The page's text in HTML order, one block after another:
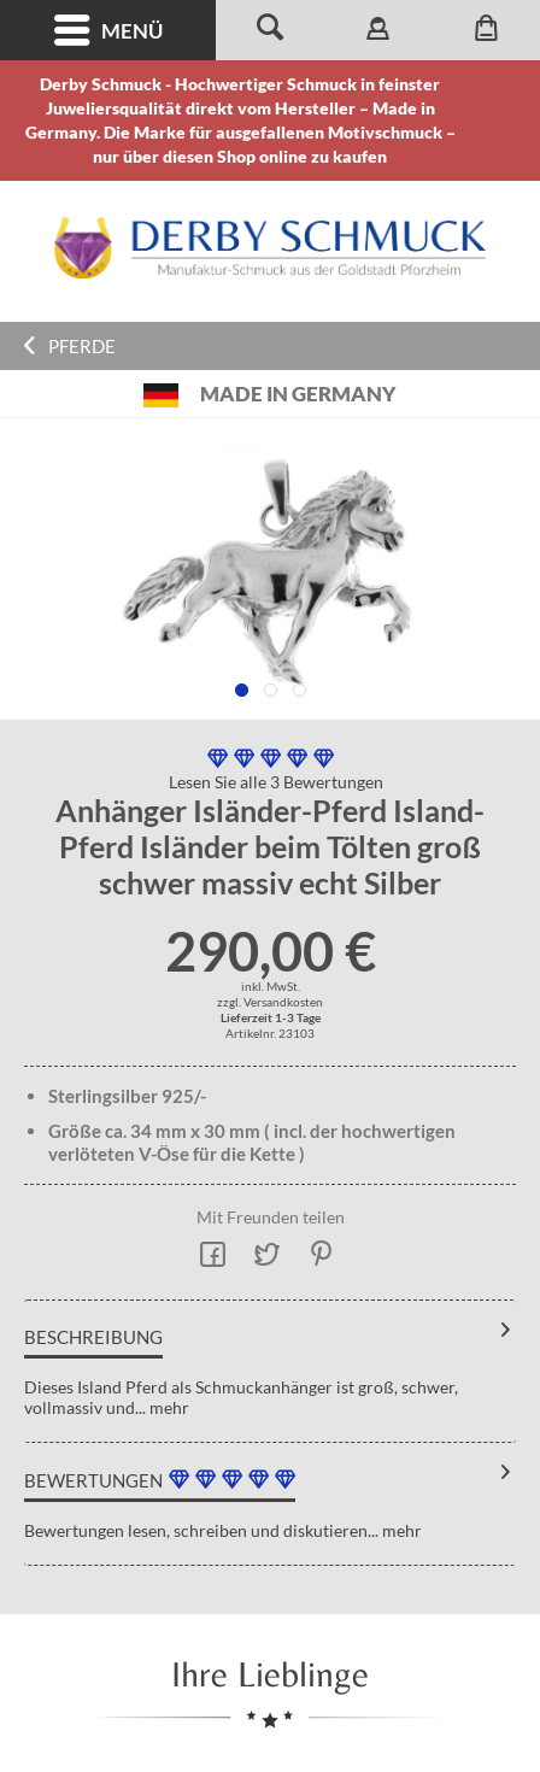
Derby Schmuck - Hochwertiger Schmuck in feinster
Juweliersqualität direkt vom Hersteller – Made in
Germany. Die Marke für ausgefallenen Motivschmuck –
nur über diesen Shop online zu kaufen
MENÜ
PFERDE
MADE IN GERMANY
Lesen Sie alle 3 Bewertungen
Anhänger Isländer-Pferd Island-
Pferd Isländer beim Tölten groß
schwer massiv echt Silber
290,00 €
inkl. MwSt.
zzgl. Versandkosten
Lieferzeit 1-3 Tage
Artikelnr. 23103
Sterlingsilber 925/-
Größe ca. 34 mm x 30 mm ( incl. der hochwertigen
verlöteten V-Öse für die Kette )
Mit Freunden teilen
BESCHREIBUNG
Dieses Island Pferd als Schmuckanhänger ist groß, schwer,
vollmassiv und... mehr
BEWERTUNGEN
Bewertungen lesen, schreiben und diskutieren... mehr
Ihre Lieblinge